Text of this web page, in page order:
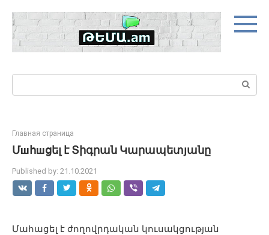
content
Search:
Главная страница
Մшհшցել է Տիգրան Կարապետյանը
Published by: 21.10.2021
Մահացել է ժողովրդական կուսակցության